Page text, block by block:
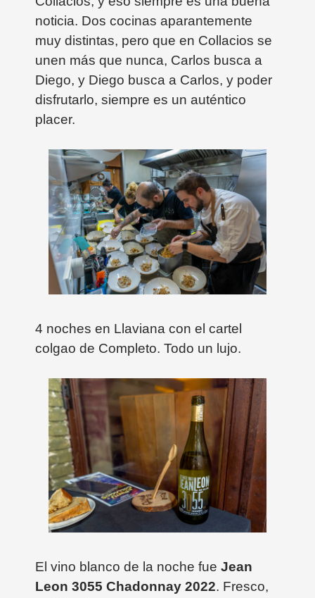
noticia. Dos cocinas aparantemente
muy distintas, pero que en Collacios se
unen más que nunca, Carlos busca a
Diego, y Diego busca a Carlos, y poder
disfrutarlo, siempre es un auténtico
placer.
4 noches en Llaviana con el cartel
colgao de Completo. Todo un lujo.
El vino blanco de la noche fue Jean
Leon 3055 Chadonnay 2022. Fresco,